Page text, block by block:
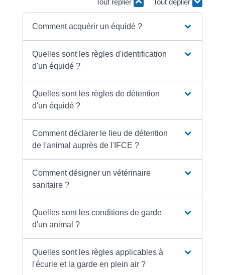
Tout replier Tout déplier
Comment acquérir un équidé ?
Quelles sont les règles d'identification
d'un équidé ?
Quelles sont les règles de détention
d'un équidé ?
Comment déclarer le lieu de détention
de l'animal auprès de l'IFCE ?
Comment désigner un vétérinaire
sanitaire ?
Quelles sont les conditions de garde
d'un animal ?
Quelles sont les règles applicables à
l'écurie et la garde en plein air ?